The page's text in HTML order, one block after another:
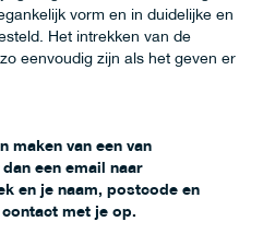
vorm en in duidelijke en
Het intrekken van de
eenvoudig zijn als het geven er
maken van een van
een email naar
en je naam, postcode en
met je op.